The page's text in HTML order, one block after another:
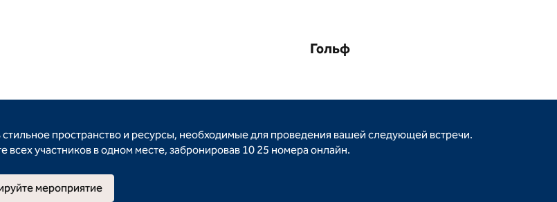
Гольф
стильное пространство и ресурсы, необходимые для проведения вашей следующей встречи.
всех участников в одном месте, забронировав 10 25 номера онлайн.
мероприятие